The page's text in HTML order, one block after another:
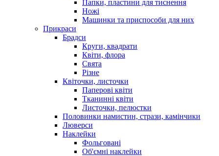
Папки, пластини для тиснення
Ножі
Машинки та приспособи для них
Прикраси
Брадси
Круги, квадрати
Квіти, флора
Свята
Різне
Квіточки, листочки
Паперові квіти
Тканинні квіти
Листочки, пелюстки
Половинки намистин, стрази, камінчики
Люверси
Наклейки
Фольговані
Об'ємні наклейки